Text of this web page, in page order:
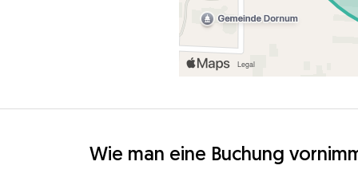
Wie man eine Buchung